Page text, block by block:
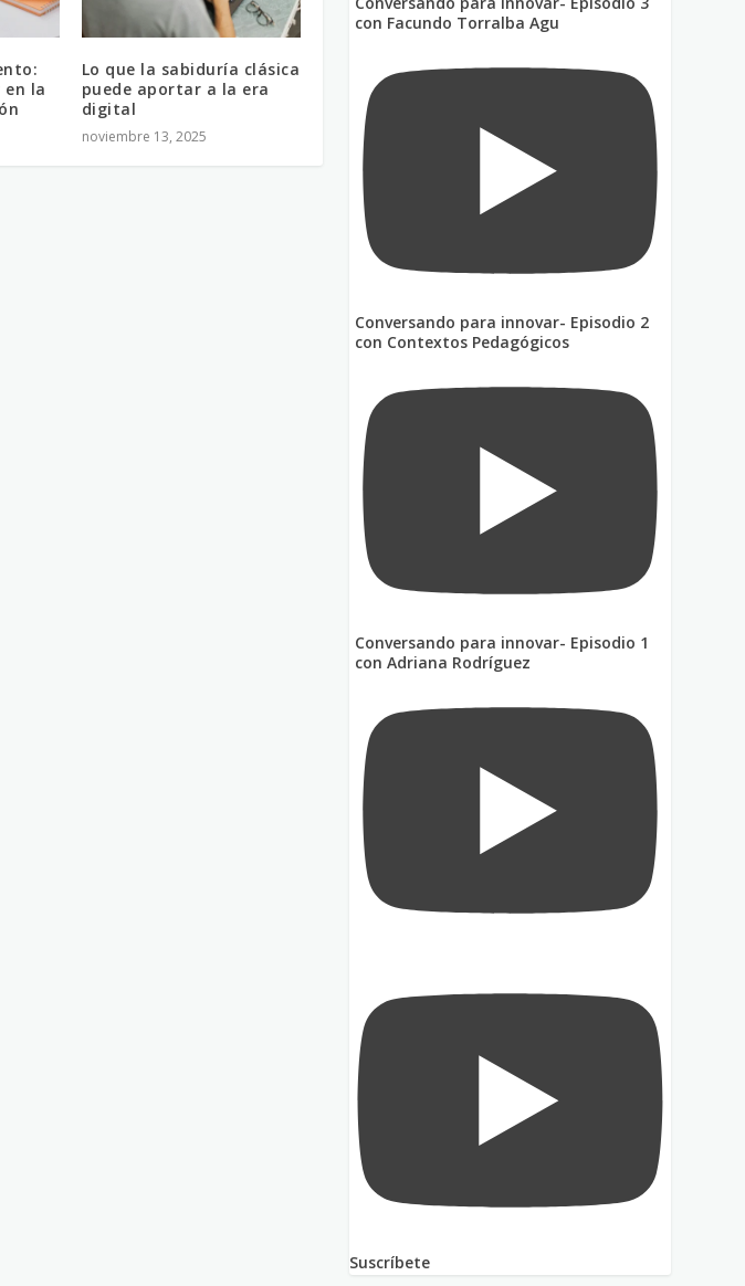
en la
Lo que la sabiduría clásica
puede aportar a la era
digital
noviembre 13, 2025
con Facundo Torralba Agu
Conversando para innovar- Episodio 2
con Contextos Pedagógicos
Conversando para innovar- Episodio 1
con Adriana Rodríguez
Suscríbete